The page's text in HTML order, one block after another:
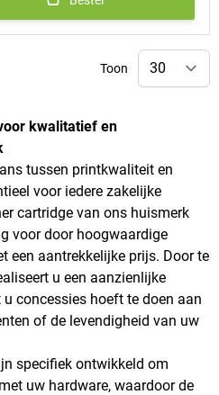
Toon
kwalitatief en
tussen printkwaliteit en
voor iedere zakelijke
cartridge van ons huismerk
voor door hoogwaardige
een aantrekkelijke prijs. Door te
u een aanzienlijke
concessies hoeft te doen aan
of de levendigheid van uw
specifiek ontwikkeld om
uw hardware, waardoor de